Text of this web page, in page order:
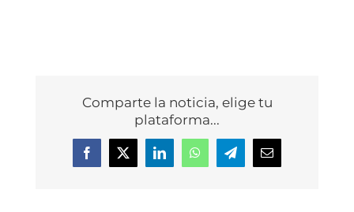
Comparte la noticia, elige tu
plataforma...
Facebook
X LinkedInWhatsAppTelegramCorreo
electrónico